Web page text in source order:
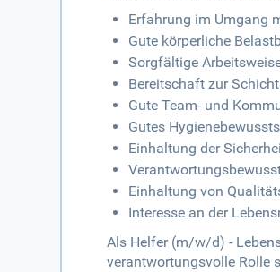
Erfahrung im Umgang
Gute körperliche
Sorgfältige
Bereitschaft zur
Gute Team- und
Gutes
Einhaltung der
Einhaltung von
Interesse an der
Als Helfer (m/w/d) -
verantwortungsvolle Rolle